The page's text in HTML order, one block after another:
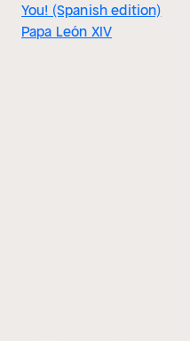
You! (Spanish edition)
Papa León XIV